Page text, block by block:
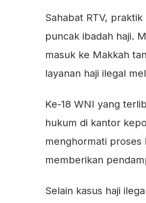
Sahabat RTV,
puncak ibadah haji.
masuk ke Makkah
layanan haji ilegal
Ke-18 WNI yang
hukum di kantor
menghormati
memberikan
Selain kasus haji